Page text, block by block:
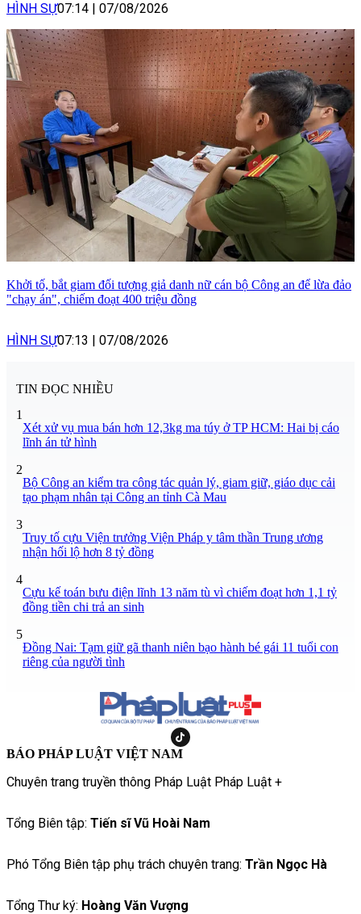
HÌNH SỰ07:14 07/08/2026
Khởi tố, bắt giam đối tượng giả danh nữ cán bộ Công an để lừa đảo
"chạy án", chiếm đoạt 400 triệu đồng
HÌNH SỰ07:13 07/08/2026
TIN ĐỌC NHIỀU
1
Xét xử vụ mua bán hơn 12,3kg ma túy ở TP HCM: Hai bị cáo
lĩnh án tử hình
2
Bộ Công an kiểm tra công tác quản lý, giam giữ, giáo dục cải
tạo phạm nhân tại Công an tỉnh Cà Mau
3
Truy tố cựu Viện trưởng Viện Pháp y tâm thần Trung ương
nhận hối lộ hơn 8 tỷ đồng
4
Cựu kế toán bưu điện lĩnh 13 năm tù vì chiếm đoạt hơn 1,1 tỷ
đồng tiền chi trả an sinh
5
Đồng Nai: Tạm giữ gã thanh niên bạo hành bé gái 11 tuổi con
riêng của người tình
BÁO PHÁP LUẬT VIỆT NAM
Chuyên trang truyền thông Pháp Luật Pháp Luật +
Tổng Biên tập: Tiến sĩ Vũ Hoài Nam
Phó Tổng Biên tập phụ trách chuyên trang: Trần Ngọc Hà
Tổng Thư ký: Hoàng Văn Vượng